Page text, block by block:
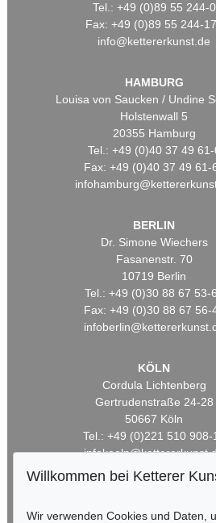
Tel.: +49 (0)89 55 244-0
Fax: +49 (0)89 55 244-
info@kettererkunst.de
HAMBURG
Louisa von Saucken / Undine
Holstenwall 5
20355 Hamburg
Tel.: +49 (0)40 37 49
Fax: +49 (0)40 37 49 61-
BERLIN
Dr. Simone Wiechers
Fasanenstr. 70
10719 Berlin
Tel.: +49 (0)30 88 67 53-
Fax: +49 (0)30 88 67 56-
KÖLN
Cordula Lichtenberg
Gertrudenstraße 24-28
50667 Köln
Tel.: +49 (0)221 510 908-
HESSEN
Willkommen bei Ketterer
Wir verwenden Cookies und Daten,